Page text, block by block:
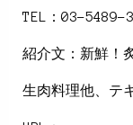
TEL：03-5489-
紹介文：新鮮！
生肉料理他、テ